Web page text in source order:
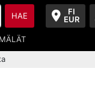
FI
EUR
HAE